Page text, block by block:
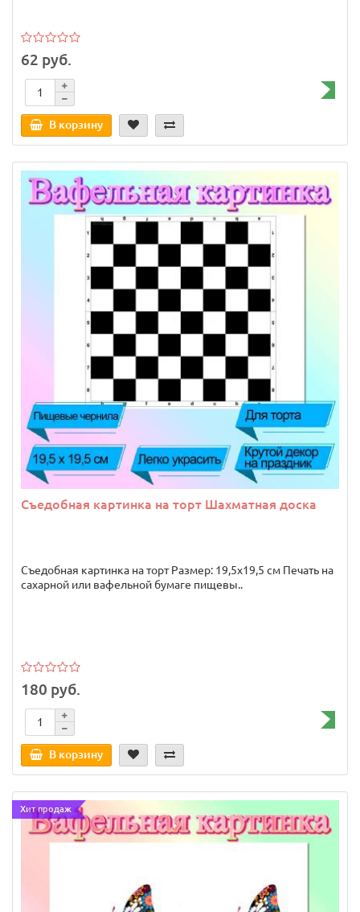
62 руб.
В корзину
Съедобная картинка на торт Шахматная доска
Съедобная картинка на торт Размер: 19,5х19,5 см Печать на
сахарной или вафельной бумаге пищевы..
180 руб.
В корзину
Хит продаж